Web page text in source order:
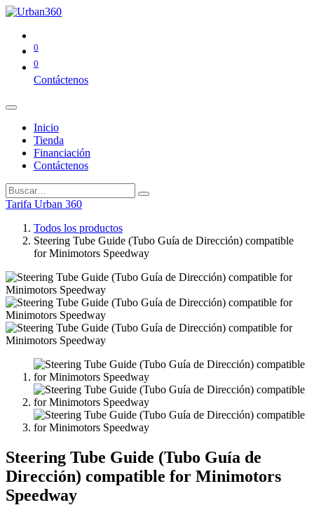
0
0
Contáctenos
Inicio
Tienda
Financiación
Contáctenos
Tarifa Urban 360
Todos los productos
Steering Tube Guide (Tubo Guía de Dirección) compatible
for Minimotors Speedway
Steering Tube Guide (Tubo Guía de
Dirección) compatible for Minimotors
Speedway